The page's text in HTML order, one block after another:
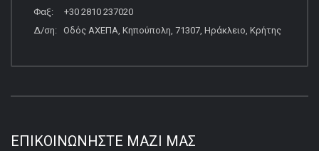
Φαξ: +30 2810 237020
Δ/ση: Οδός ΑΧΕΠΑ, Κηπούπολη, 71307, Ηράκλειο, Κρήτης
ΕΠΙΚΟΙΝΩΝΉΣΤΕ ΜΑΖΊ ΜΑΣ